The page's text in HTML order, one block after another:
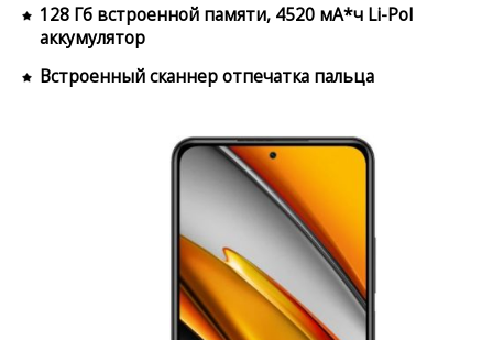
128 Гб встроенной памяти, 4520 мА*ч Li-Pol
аккумулятор
Встроенный сканнер отпечатка пальца